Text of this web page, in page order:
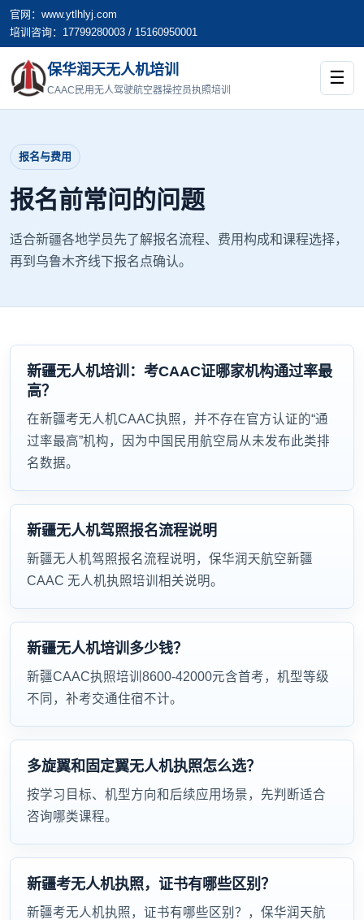
官网：www.ytlhlyj.com
培训咨询：17799280003 / 15160950001
保华润天无人机培训
CAAC民用无人驾驶航空器操控员执照培训
☰
报名与费用
报名前常问的问题
适合新疆各地学员先了解报名流程、费用构成和课程选择，
再到乌鲁木齐线下报名点确认。
新疆无人机培训：考CAAC证哪家机构通过率最
高？
在新疆考无人机CAAC执照，并不存在官方认证的“通
过率最高”机构，因为中国民用航空局从未发布此类排
名数据。
新疆无人机驾照报名流程说明
新疆无人机驾照报名流程说明，保华润天航空新疆
CAAC 无人机执照培训相关说明。
新疆无人机培训多少钱？
新疆CAAC执照培训8600-42000元含首考，机型等级
不同，补考交通住宿不计。
多旋翼和固定翼无人机执照怎么选？
按学习目标、机型方向和后续应用场景，先判断适合
咨询哪类课程。
新疆考无人机执照，证书有哪些区别？
新疆考无人机执照，证书有哪些区别？，保华润天航